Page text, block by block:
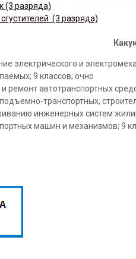
(3 разряда)
(3 разряда)
электрического и
9 классов; очно
ремонт автотранспортных
транспортных,
инженерных систем
машин и механизмов; 9